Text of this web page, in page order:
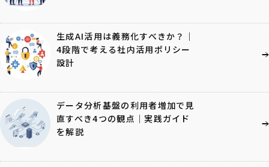
生成AI活用は義務化すべきか？｜
4段階で考える社内活用ポリシー
設計
データ分析基盤の利用者増加で見
直すべき4つの観点｜実践ガイド
を解説